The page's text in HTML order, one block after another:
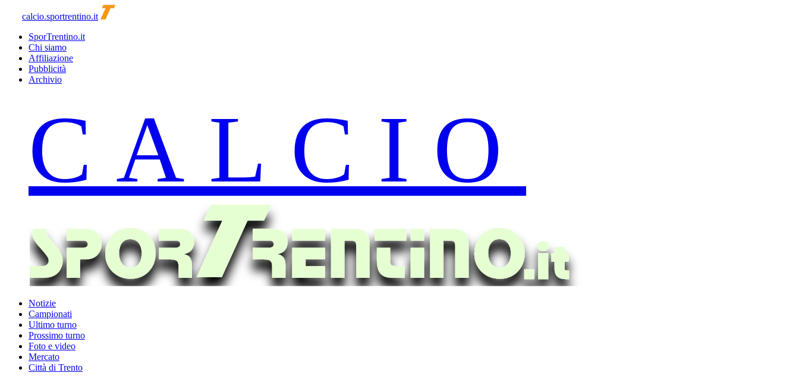
calcio.sportrentino.it
SporTrentino.it
Chi siamo
Affiliazione
Pubblicità
Archivio
Notizie
Campionati
Ultimo turno
Prossimo turno
Foto e video
Mercato
Città di Trento